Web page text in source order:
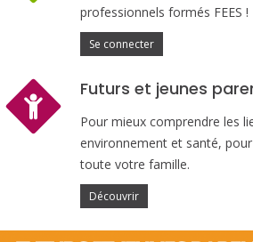
professionnels formés FEES !
Se connecter
Futurs et jeunes
Pour mieux comprendre les
environnement et santé,
toute votre famille.
Découvrir